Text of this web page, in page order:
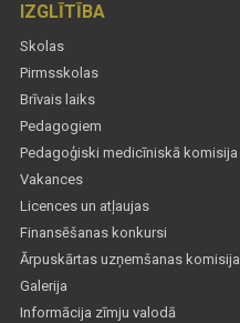
IZGLĪTĪBA
Skolas
Pirmsskolas
Brīvais laiks
Pedagogiem
Pedagoģiski medicīniskā komisija
Vakances
Licences un atļaujas
Finansēšanas konkursi
Ārpuskārtas uzņemšanas komisija
Galerija
Informācija zīmju valodā